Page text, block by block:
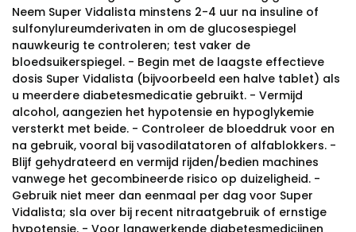
Neem Super Vidalista minstens 2-4 uur na insuline of
sulfonylureumderivaten in om de glucosespiegel
nauwkeurig te controleren; test vaker de
bloedsuikerspiegel. - Begin met de laagste effectieve
dosis Super Vidalista (bijvoorbeeld een halve tablet) als
u meerdere diabetesmedicatie gebruikt. - Vermijd
alcohol, aangezien het hypotensie en hypoglykemie
versterkt met beide. - Controleer de bloeddruk voor en
na gebruik, vooral bij vasodilatatoren of alfablokkers. -
Blijf gehydrateerd en vermijd rijden/bedien machines
vanwege het gecombineerde risico op duizeligheid. -
Gebruik niet meer dan eenmaal per dag voor Super
Vidalista; sla over bij recent nitraatgebruik of ernstige
hypotensie. - Voor langwerkende diabetesmedicijnen